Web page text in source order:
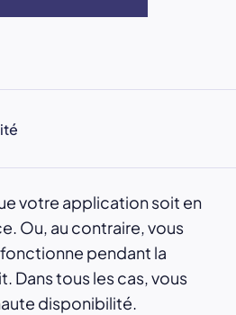
votre application soit en
Ou, au contraire, vous
pendant la
Dans tous les cas, vous
disponibilité.